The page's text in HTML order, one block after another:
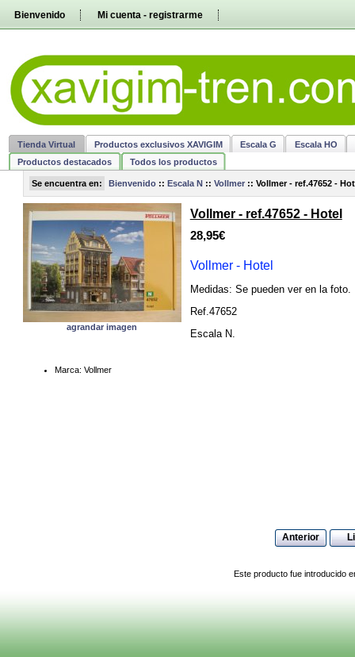
directamente
Bienvenido Mi cuenta - registrarme
Tienda Virtual Productos exclusivos XAVIGIM Escala G Escala HO
Productos destacados
Todos los productos
Se encuentra en: Bienvenido ::Escala N ::Vollmer ::Vollmer - ref.47652 -
agrandar imagen
Vollmer - ref.47652 - Hotel
28,95€
Vollmer - Hotel
Medidas: Se pueden ver en la foto.
Ref.47652
Escala N
Marca: Vollmer
Anterior
Este producto fue introducido